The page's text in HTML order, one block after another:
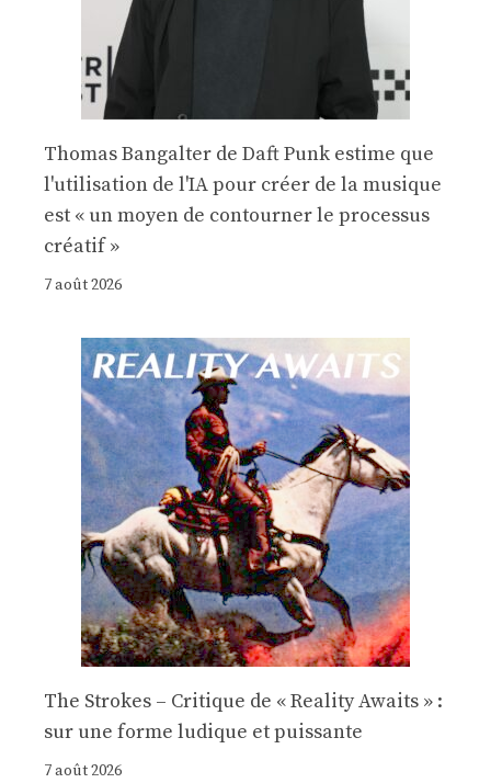
Thomas Bangalter de Daft Punk estime que
l'utilisation de l'IA pour créer de la musique
est « un moyen de contourner le processus
créatif »
7 août 2026
The Strokes – Critique de « Reality Awaits » :
sur une forme ludique et puissante
7 août 2026